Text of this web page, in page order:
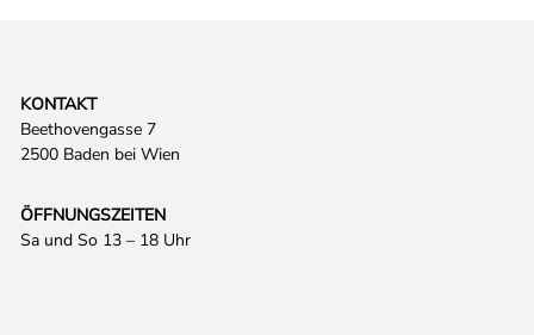
KONTAKT
Beethovengasse 7
2500 Baden bei Wien
ÖFFNUNGSZEITEN
Sa und So 13 – 18 Uhr